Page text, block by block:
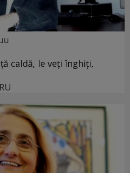
caldă, le veţi înghiţi,